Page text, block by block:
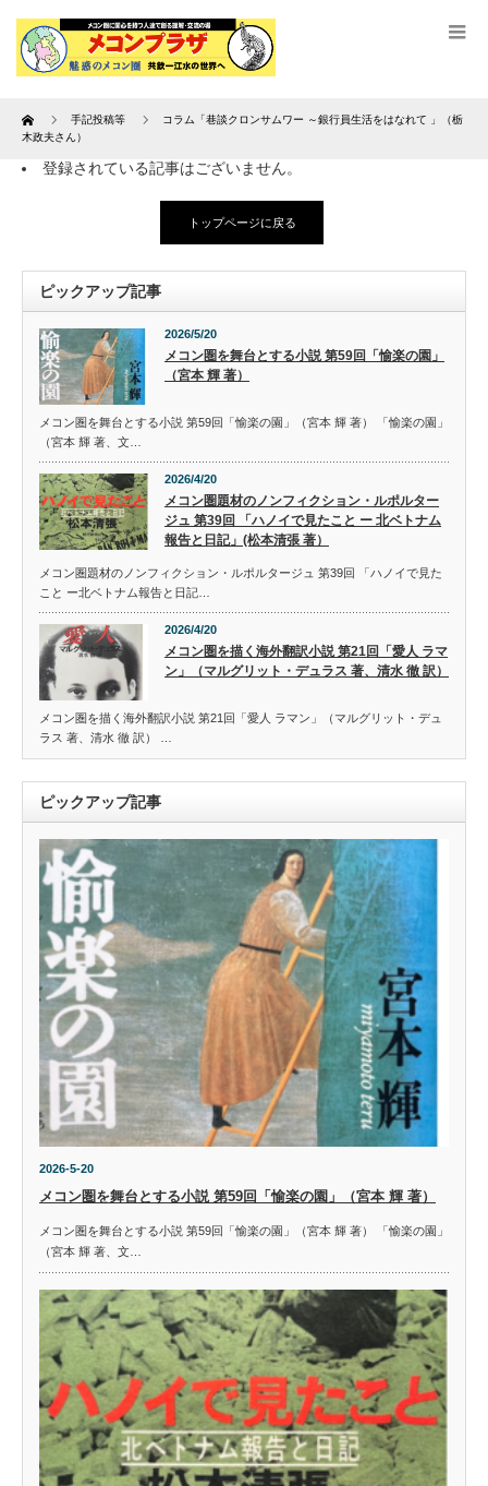
Home 手記投稿等
コラム「巷談クロンサムワー ～銀行員生活をはなれて 」（栃
木政夫さん）
登録されている記事はございません。
トップページに戻る
ピックアップ記事
2026/5/20
メコン圏を舞台とする小説 第59回「愉楽の園」
（宮本 輝 著）
メコン圏を舞台とする小説 第59回「愉楽の園」（宮本 輝 著） 「愉楽の園」
（宮本 輝 著、文…
2026/4/20
メコン圏題材のノンフィクション・ルポルター
ジュ 第39回 「ハノイで見たこと ー 北ベトナム
報告と日記」(松本清張 著）
メコン圏題材のノンフィクション・ルポルタージュ 第39回 「ハノイで見た
こと ー北ベトナム報告と日記…
2026/4/20
メコン圏を描く海外翻訳小説 第21回「愛人 ラマ
ン」（マルグリット・デュラス 著、清水 徹 訳）
メコン圏を描く海外翻訳小説 第21回「愛人 ラマン」（マルグリット・デュ
ラス 著、清水 徹 訳） …
ピックアップ記事
2026-5-20
メコン圏を舞台とする小説 第59回「愉楽の園」（宮本 輝 著）
メコン圏を舞台とする小説 第59回「愉楽の園」（宮本 輝 著） 「愉楽の園」
（宮本 輝 著、文…